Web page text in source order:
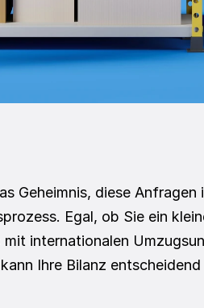
Geheimnis, diese Anfragen
Egal, ob Sie ein
internationalen
Ihre Bilanz entscheidend